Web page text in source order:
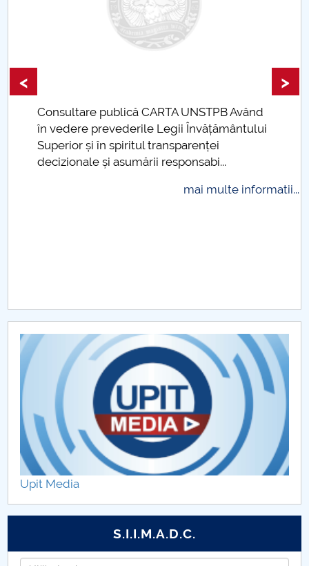
Comisie de etica unversitară
Accesibilitate pentru studenții cu dizabilități
Raportul Conducerii Centrului Universitar Pitești
privind implementarea Planului Operațional 2020-
Regulamente
Proceduri
Rapoarte de calitate
Evaluari cadre didactice
Consultare publică CARTA UNSTPB Având
în vedere prevederile Legii Învățământului
Superior și în spiritul transparenței
decizionale și asumării responsabi...
mai multe informatii...
< >
Upit Media
S.I.I.M.A.D.C.